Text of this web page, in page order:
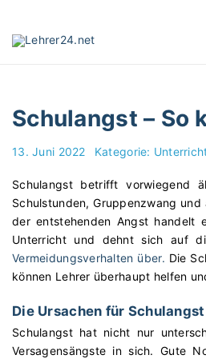
Schulangst – So
13. Juni 2022 Kategorie:
Schulangst betrifft vorwiegend
Schulstunden, Gruppenzwang
der entstehenden Angst handelt
Unterricht und dehnt sich auf
Vermeidungsverhalten über. Die
können Lehrer überhaupt helfen
Die Ursachen für Schulangst
Schulangst hat nicht nur
Versagensängste in sich. Gute